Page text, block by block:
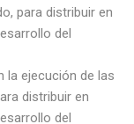
para distribuir en
del
la ejecución de las
distribuir en
del